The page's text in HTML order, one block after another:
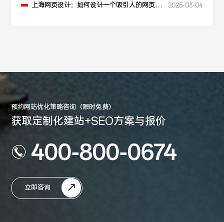
上海网页设计：如何设计一个吸引人的网页加
2025-03-04
预约网站优化策略咨询（限时免费）
获取定制化建站+SEO方案与报价
400-800-0674
立即咨询